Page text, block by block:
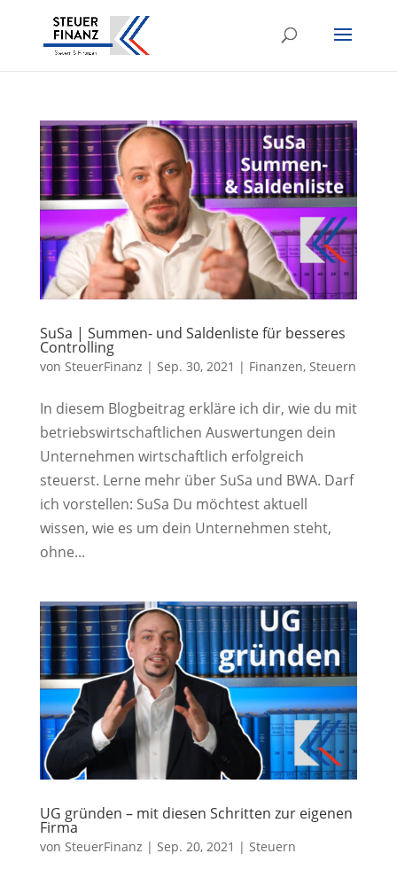
SuSa | Summen- und Saldenliste für besseres
Controlling
von SteuerFinanz | Sep. 30, 2021 | Finanzen, Steuern
In diesem Blogbeitrag erkläre ich dir, wie du mit
betriebswirtschaftlichen Auswertungen dein
Unternehmen wirtschaftlich erfolgreich
steuerst. Lerne mehr über SuSa und BWA. Darf
ich vorstellen: SuSa Du möchtest aktuell
wissen, wie es um dein Unternehmen steht,
ohne...
UG gründen – mit diesen Schritten zur eigenen
Firma
von SteuerFinanz | Sep. 20, 2021 | Steuern